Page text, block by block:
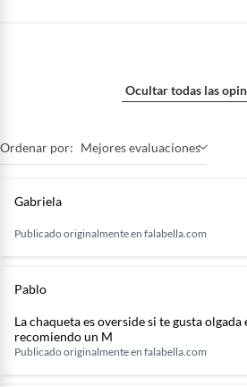
Ocultar todas las
Ordenar por: Mejores evaluaciones
Gabriela
Publicado originalmente en falabella.com
Pablo
La chaqueta es overside si te gusta
recomiendo un M
Publicado originalmente en falabella.com